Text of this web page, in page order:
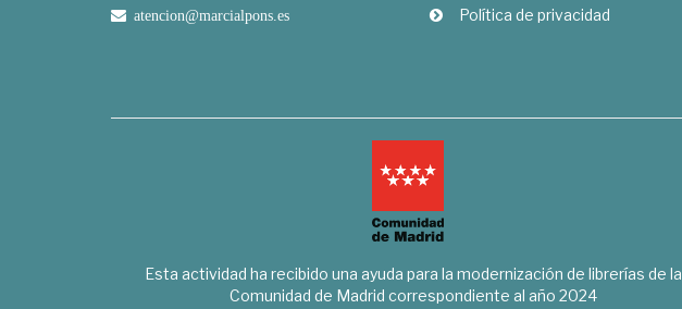
atencion@marcialpons.es
Política de privacidad
Esta actividad ha recibido una ayuda para la modernización de librerías de la
Comunidad de Madrid correspondiente al año 2024